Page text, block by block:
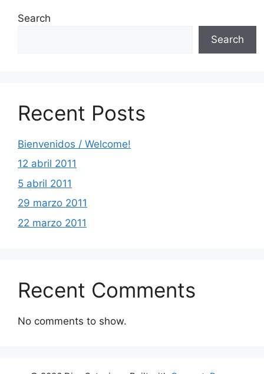
Search
Search
Recent Posts
Bienvenidos / Welcome!
12 abril 2011
5 abril 2011
29 marzo 2011
22 marzo 2011
Recent Comments
No comments to show.